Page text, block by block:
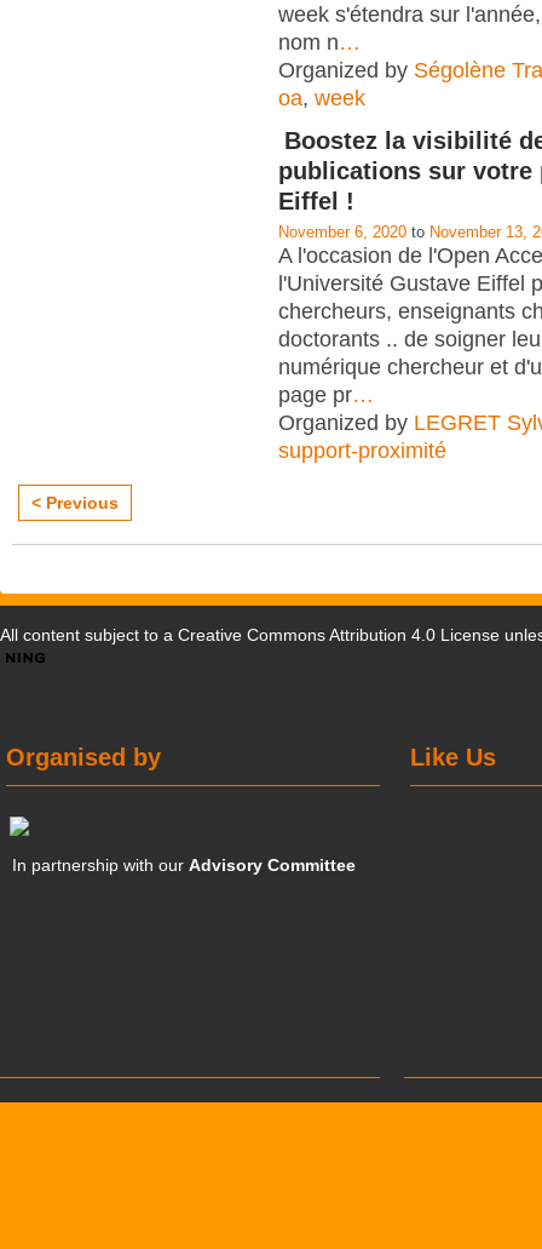
week s'étendra sur
nom n…
Organized by Ségolène
oa, week
Boostez la visibilité
publications sur votre
Eiffel !
November 6, 2020 to November 13,
A l'occasion de l'Open
l'Université Gustave Eiffel
chercheurs, enseignants
doctorants .. de soigner
numérique chercheur et
page pr…
Organized by LEGRET
support-proximité
< Previous
All content subject to a Creative Commons Attribution 4.0 License
Like Us
Organised by
In partnership with ourAdvisory Committee